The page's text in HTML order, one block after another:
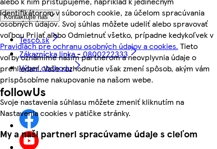
identifikátorom v súboroch cookie, za účelom spracúvania
osobných údajov. Svoj súhlas môžete udeliť alebo spravovať
voľbou Prijať alebo Odmietnuť všetko, prípadne kedykoľvek v
Pravidlách pre ochranu osobných údajov a cookies. Tieto
voľby oznámime našim partnerom a neovplyvnia údaje o
prehliadaní. Vaše rozhodnutie však zmení spôsob, akým vám
prispôsobíme nakupovanie na našom webe.
Svoje nastavenia súhlasu môžete zmeniť kliknutím na
Nastavenia cookies v pätičke stránky.
My a naši partneri spracúvame údaje s cieľom
Kontaktujte nás
Tesco.sk
Zákaznícka linka - 0800222333
Výber obchodu
followUs